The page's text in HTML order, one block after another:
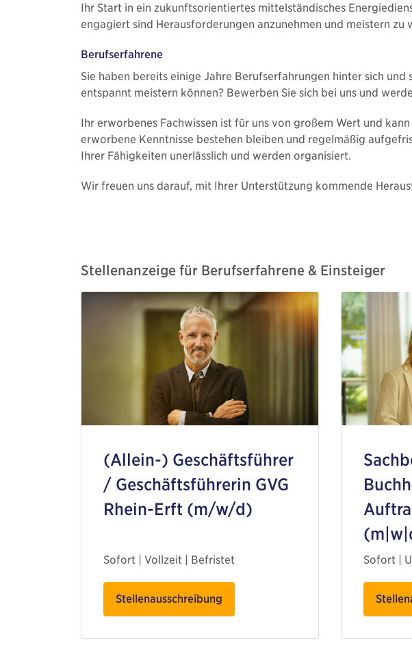
Ihr Start in ein zukunftsorientiertes mittelständisches
engagiert sind Herausforderungen anzunehmen und meistern zu
Berufserfahrene
Sie haben bereits einige Jahre Berufserfahrungen hinter sich
entspannt meistern können? Bewerben Sie sich bei uns und
Ihr erworbenes Fachwissen ist für uns von großem Wert und
erworbene Kenntnisse bestehen bleiben und regelmäßig
Ihrer Fähigkeiten unerlässlich und werden organisiert.
Wir freuen uns darauf, mit Ihrer Unterstützung kommende
Stellenanzeige für Berufserfahrene & Einsteiger
(Allein-) Geschäftsführer
/ Geschäftsführerin GVG
Rhein-Erft (m/w/d)
Sofort | Vollzeit | Befristet
Stellenausschreibung
Sofort |